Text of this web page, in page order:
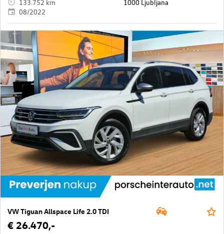
133.752 km
08/2022
1000 Ljubljana
VW Tiguan Allspace Life 2.0 TDI
€ 26.470,-